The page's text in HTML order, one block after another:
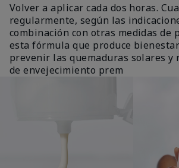
Volver a aplicar cada dos horas.
regularmente, según las
combinación con otras medidas de
esta fórmula que produce
prevenir las quemaduras solares y
de envejecimiento prem